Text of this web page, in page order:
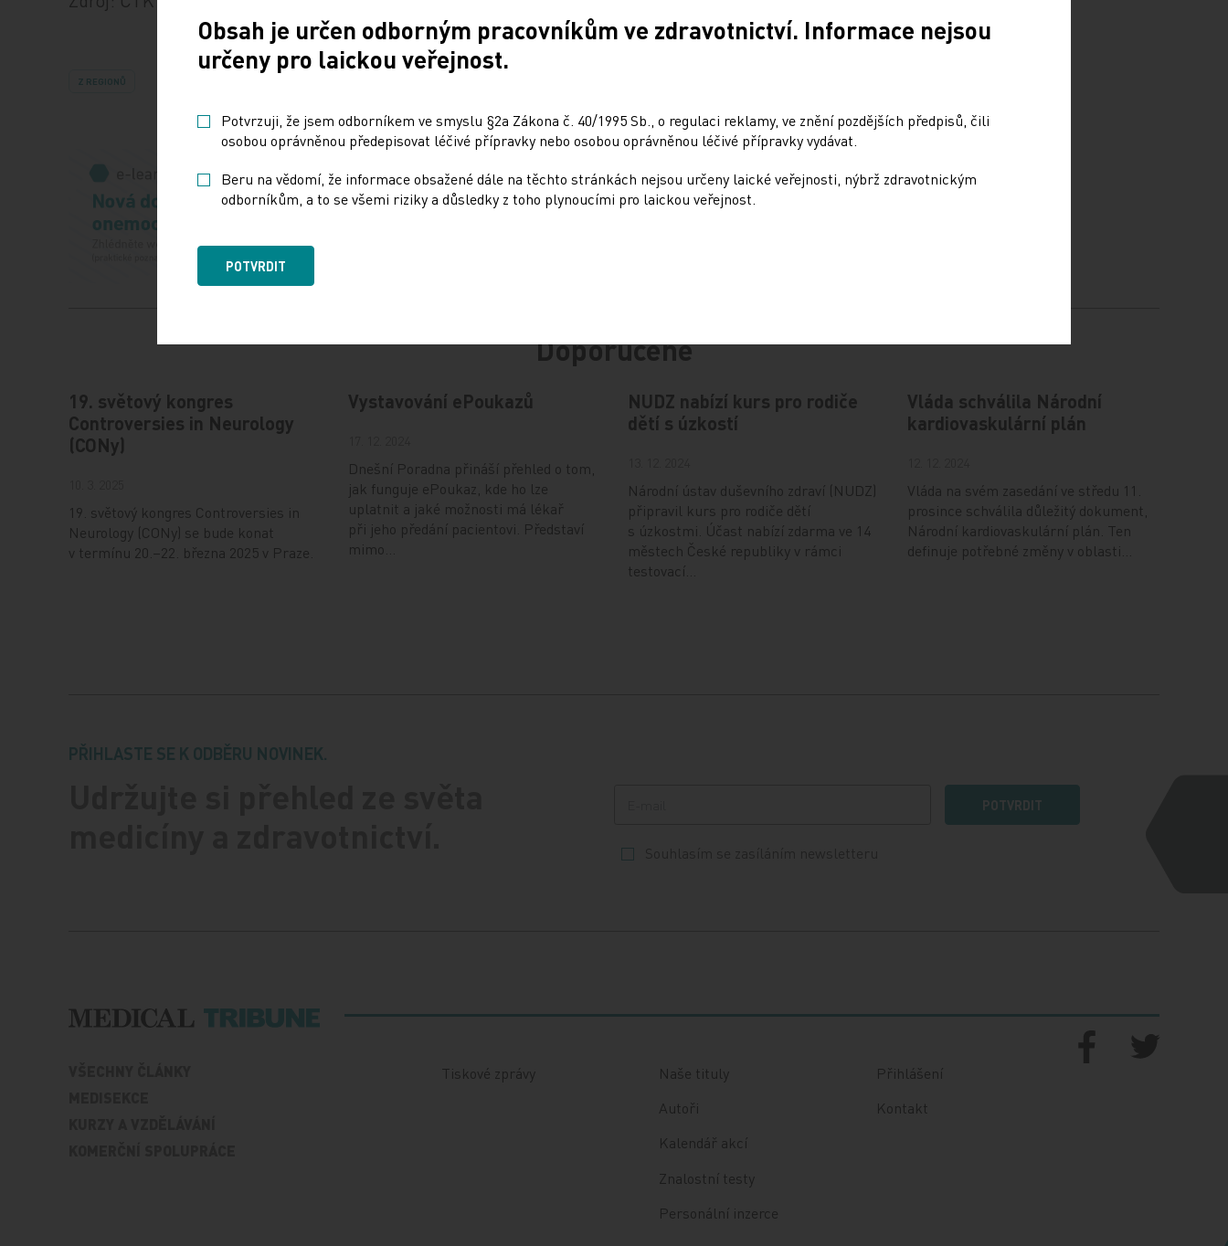
Z REGIONŮ Sdílejte článek
Doporučené
19. světový kongres
Controversies in Neurology
(CONy)
19. světový kongres Controversies in
Neurology (CONy) se bude konat
v termínu 20.–22. března 2025 v Praze.
Vystavování ePoukazů
Dnešní Poradna přináší přehled o tom,
jak funguje ePoukaz, kde ho lze
uplatnit a jaké možnosti má lékař
při jeho předání pacientovi. Představí
mimo…
NUDZ nabízí kurs pro rodiče
dětí s úzkostí
Národní ústav duševního zdraví (NUDZ)
připravil kurs pro rodiče dětí
s úzkostmi. Účast nabízí zdarma ve 14
městech České republiky v rámci
testovací…
Vláda schválila Národní
kardiovaskulární plán
Vláda na svém zasedání ve středu 11.
prosince schválila důležitý dokument,
Národní kardiovaskulární plán. Ten
definuje potřebné změny v oblasti…
PŘIHLASTE SE K ODBĚRU NOVINEK.
POTVRDIT
Tiskové zprávy
Naše tituly
Autoři
Kalendář akcí
Znalostní testy
Personální inzerce
Přihlášení
Kontakt
Obsah je určen odborným pracovníkům ve zdravotnictví. Informace nejsou
určeny pro laickou veřejnost.
Potvrzuji, že jsem odborníkem ve smyslu §2a Zákona č. 40/1995 Sb., o regulaci reklamy, ve znění pozdějších předpisů, čili
osobou oprávněnou předepisovat léčivé přípravky nebo osobou oprávněnou léčivé přípravky vydávat.
Beru na vědomí, že informace obsažené dále na těchto stránkách nejsou určeny laické veřejnosti, nýbrž zdravotnickým
odborníkům, a to se všemi riziky a důsledky z toho plynoucími pro laickou veřejnost.
POTVRDIT